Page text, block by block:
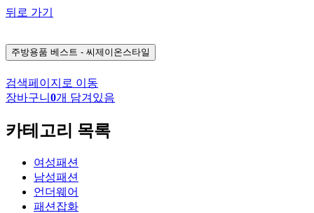
뒤로 가기
주방용품 베스트 - 씨제이온스타일
검색페이지로 이동
장바구니 0개 담겨있음
카테고리 목록
여성패션
남성패션
언더웨어
패션잡화